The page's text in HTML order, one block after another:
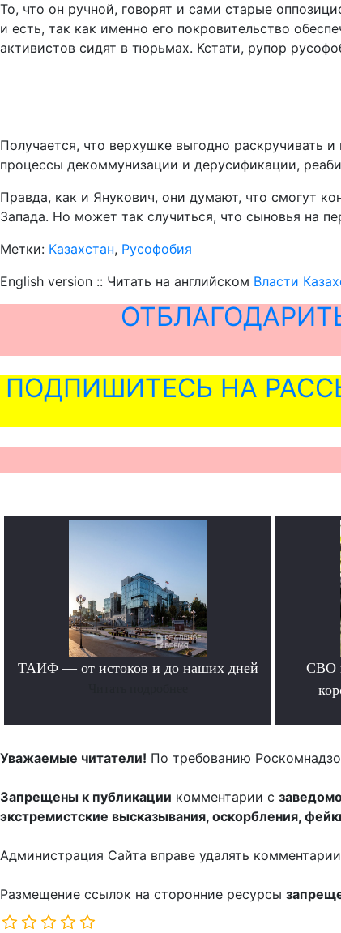
То, что он ручной, говорят и сами старые
и есть, так как именно его покровительство
активистов сидят в тюрьмах. Кстати, рупор
Получается, что верхушке выгодно раскручивать
процессы декоммунизации и дерусификации,
Правда, как и Янукович, они думают, что смогут
Запада. Но может так случиться, что сыновья на
Метки: Казахстан, Русофобия
English version :: Читать на английском Власти
ПОДПИШИТЕСЬ НА
ТАИФ — от истоков и до наших дней
СВО
Уважаемые читатели! По требованию
Запрещены к публикации комментарии с
экстремистские высказывания, оскорбления,
Администрация Сайта вправе удалять
Размещение ссылок на сторонние ресурсы